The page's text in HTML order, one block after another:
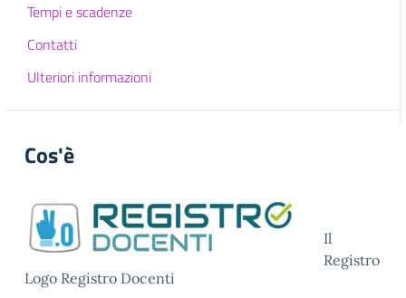
Tempi e scadenze
Contatti
Ulteriori informazioni
Cos'è
Logo Registro Docenti
Il
Registro